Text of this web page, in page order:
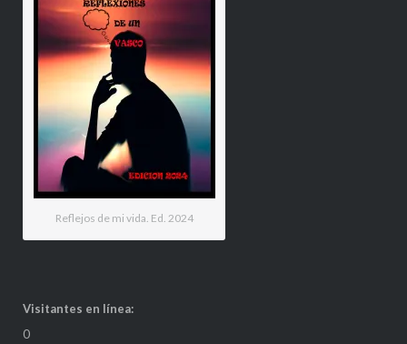
Reflejos de mi vida. Ed. 2024
Visitantes en línea:
0